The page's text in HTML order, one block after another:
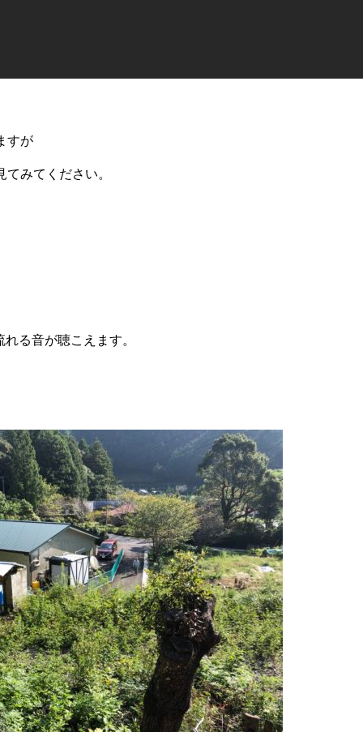
すが
みてください。
る音が聴こえます。